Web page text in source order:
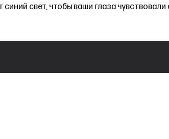
свет, чтобы ваши глаза